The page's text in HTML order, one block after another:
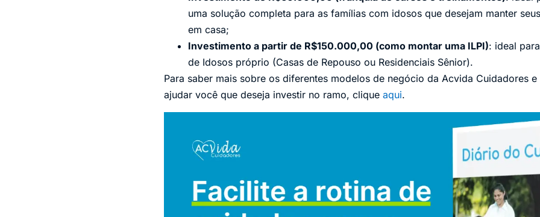
uma solução completa para as famílias com idosos que desejam manter
em casa;
Investimento a partir de R$150.000,00 (como montar uma ILPI): ideal
de Idosos próprio (Casas de Repouso ou Residenciais Sênior).
Para saber mais sobre os diferentes modelos de negócio da Acvida Cuidadores
ajudar você que deseja investir no ramo, clique aqui.